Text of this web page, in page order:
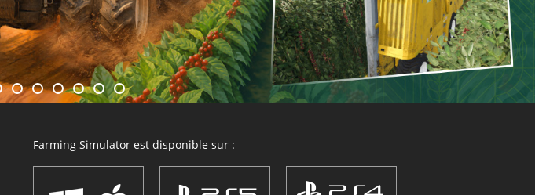
Farming Simulator est disponible sur :